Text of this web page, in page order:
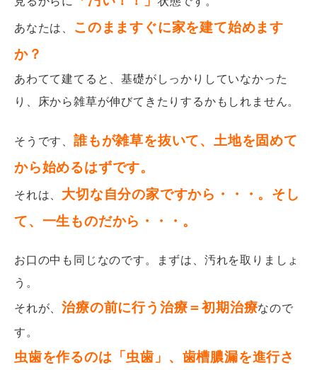
あなたは、
このまますぐに家を建て始めます
か？
あわてて建てると、基礎がしっかりしていなかった
り、床から雑草が伸びてきたりするかもしれません。
そうです、 誰もが雑草を抜いて、土地を固めて
から始めるはずです。
それは、 大切な自分の家ですから・・・。そし
て、一生ものだから・・・。
お口の中も同じなのです。まずは、汚れを取りましょ
う。
それが、治療の前に行う治療＝初期治療なので
す。
虫歯を作るのは「虫歯」、歯槽膿漏を進行さ